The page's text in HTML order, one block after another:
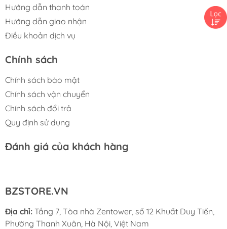
Hướng dẫn thanh toán
Hướng dẫn giao nhận
Điều khoản dịch vụ
Chính sách
Chính sách bảo mật
Chính sách vận chuyển
Chính sách đổi trả
Quy định sử dụng
Đánh giá của khách hàng
BZSTORE.VN
Địa chỉ: Tầng 7, Tòa nhà Zentower, số 12 Khuất Duy Tiến,
Phường Thanh Xuân, Hà Nội, Việt Nam